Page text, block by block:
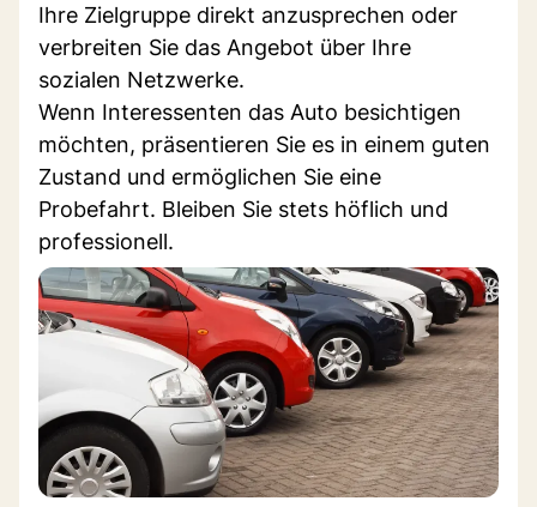
Ihre Zielgruppe direkt anzusprechen oder
verbreiten Sie das Angebot über Ihre
sozialen Netzwerke.
Wenn Interessenten das Auto besichtigen
möchten, präsentieren Sie es in einem guten
Zustand und ermöglichen Sie eine
Probefahrt. Bleiben Sie stets höflich und
professionell.